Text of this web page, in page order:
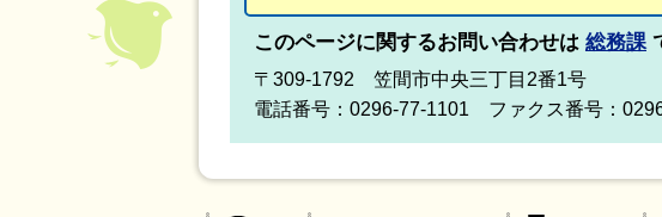
このページに関するお問い合わせは 総務課
〒309-1792 笠間市中央三丁目2番1号
電話番号：0296-77-1101 ファクス番号：